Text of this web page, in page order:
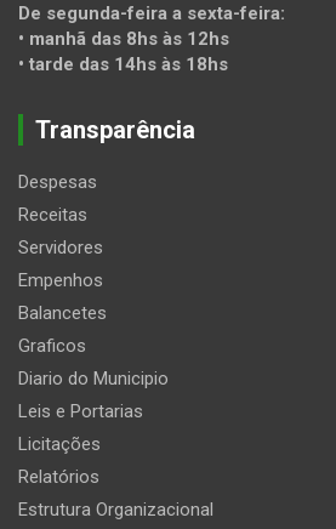
De segunda-feira a sexta-feira:
• manhã das 8hs às 12hs
• tarde das 14hs às 18hs
Transparência
Despesas
Receitas
Servidores
Empenhos
Balancetes
Graficos
Diario do Municipio
Leis e Portarias
Licitações
Relatórios
Estrutura Organizacional